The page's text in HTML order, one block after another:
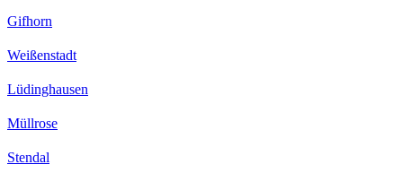
Gifhorn
Weißenstadt
Lüdinghausen
Müllrose
Stendal